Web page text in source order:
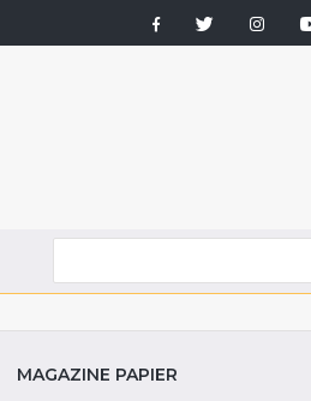
MAGAZINE PAPIER